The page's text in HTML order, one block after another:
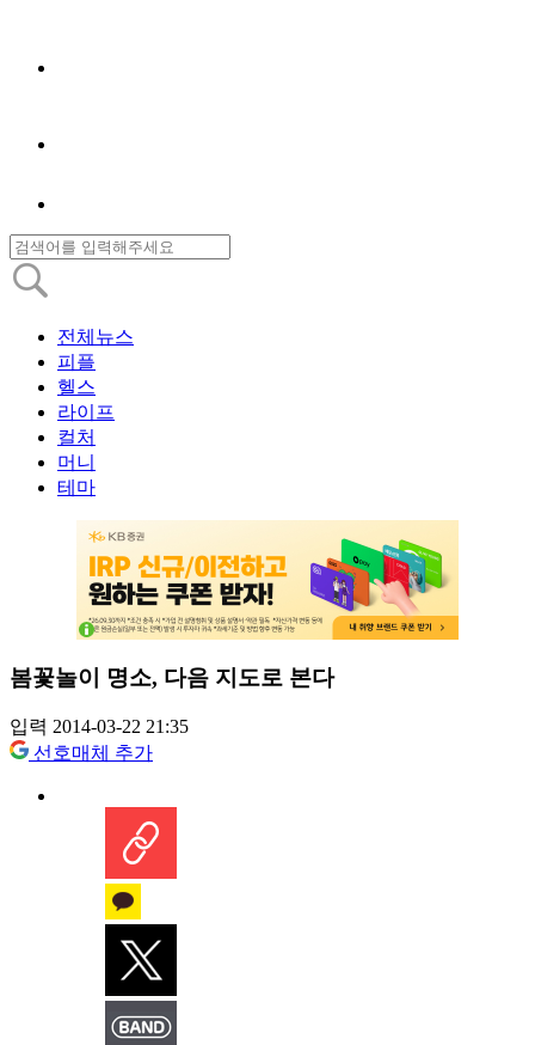
전체뉴스
피플
헬스
라이프
컬처
머니
테마
봄꽃놀이 명소, 다음 지도로 본다
입력 2014-03-22 21:35
선호매체 추가